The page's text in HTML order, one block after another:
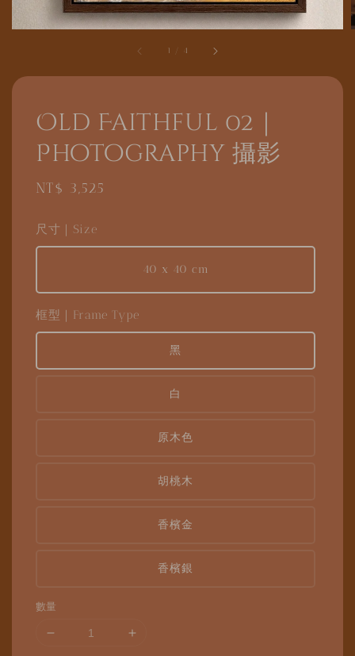
1 4
Old Faithful 02｜
Photography 攝影
Regular
NT$ 3,525
尺寸｜Size
40 x 40 cm
框型｜Frame Type
黑
白
原木色
胡桃木
香檳金
香檳銀
數量